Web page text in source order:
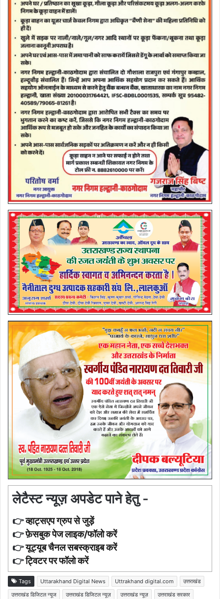
लेटैस्ट न्यूज़ अपडेट पाने हेतु -
👉व्हाट्सएप ग्रुप से जुड़ें
👉फ़ेसबुक पेज लाइक/फॉलो करें
👉यूट्यूब चैनल सबस्क्राइब करें
👉ट्विटर पर फॉलो करें
Tags Uttarakhand Digital News Uttrakhand digital.com
उत्तराखंड
उत्तराखंड डिजिटल न्यूज
उत्तराखंड डिजिटल न्यूज़ उत्तराखंड न्यूज़
उत्तराखंड सरकार